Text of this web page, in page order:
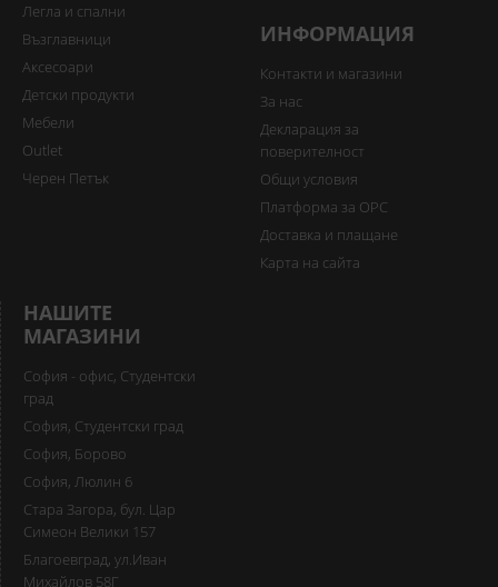
Легла и спални
Възглавници
Аксесоари
Детски продукти
Мебели
Outlet
Черен Петък
ИНФОРМАЦИЯ
Контакти и магазини
За нас
Декларация за
поверителност
Общи условия
Платформа за ОРС
Доставка и плащане
Карта на сайта
НАШИТЕ
МАГАЗИНИ
София - офис, Студентски
град
София, Студентски град
София, Борово
София, Люлин 6
Стара Загора, бул. Цар
Симеон Велики 157
Благоевград, ул.Иван
Михайлов 58Г